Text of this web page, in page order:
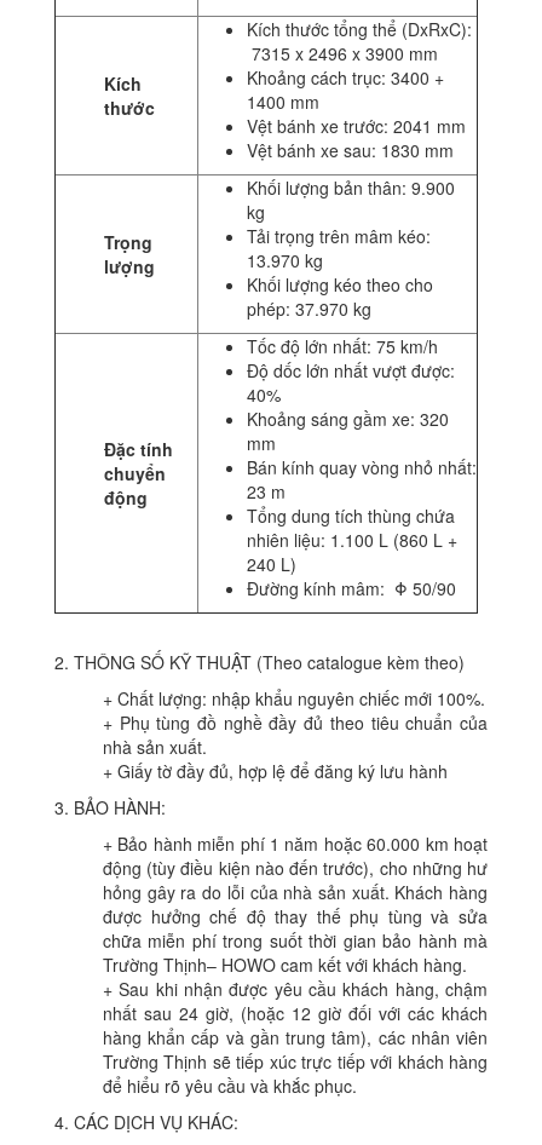
Kích
thước
Kích thước tổng thể (DxRxC):
7315 x 2496 x 3900 mm
Khoảng cách trục: 3400 +
1400 mm
Vệt bánh xe trước: 2041 mm
Vệt bánh xe sau: 1830 mm
Trọng
lượng
Khối lượng bản thân: 9.900
kg
Tải trọng trên mâm kéo:
13.970 kg
Khối lượng kéo theo cho
phép: 37.970 kg
Đặc tính
chuyển
động
Tốc độ lớn nhất: 75 km/h
Độ dốc lớn nhất vượt được:
40%
Khoảng sáng gầm xe: 320
mm
Bán kính quay vòng nhỏ nhất:
23 m
Tổng dung tích thùng chứa
nhiên liệu: 1.100 L (860 L +
240 L)
Đường kính mâm: Φ 50/90
2. THÔNG SỐ KỸ THUẬT (Theo catalogue kèm theo)
+ Chất lượng: nhập khẩu nguyên chiếc mới 100%.
+ Phụ tùng đồ nghề đầy đủ theo tiêu chuẩn của
nhà sản xuất.
+ Giấy tờ đầy đủ, hợp lệ để đăng ký lưu hành
3. BẢO HÀNH:
+ Bảo hành miễn phí 1 năm hoặc 60.000 km hoạt
động (tùy điều kiện nào đến trước), cho những hư
hỏng gây ra do lỗi của nhà sản xuất. Khách hàng
được hưởng chế độ thay thế phụ tùng và sửa
chữa miễn phí trong suốt thời gian bảo hành mà
Trường Thịnh– HOWO cam kết với khách hàng.
+ Sau khi nhận được yêu cầu khách hàng, chậm
nhất sau 24 giờ, (hoặc 12 giờ đối với các khách
hàng khẩn cấp và gần trung tâm), các nhân viên
Trường Thịnh sẽ tiếp xúc trực tiếp với khách hàng
để hiểu rõ yêu cầu và khắc phục.
4. CÁC DỊCH VỤ KHÁC: